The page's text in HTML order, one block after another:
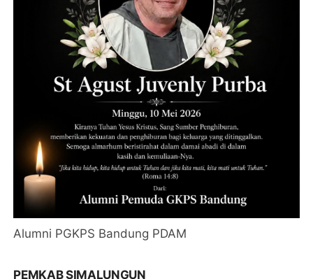
Alumni PGKPS Bandung PDAM
PEMKAB SIMALUNGUN